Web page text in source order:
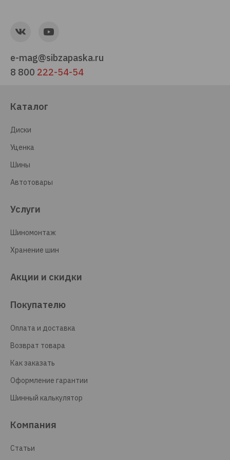
e-mag@sibzapaska.ru
8 800 222-54-54
Каталог
Диски
Уценка
Шины
Автотовары
Услуги
Шиномонтаж
Хранение шин
Акции и скидки
Покупателю
Оплата и доставка
Возврат товара
Как заказать
Оформление гарантии
Шинный калькулятор
Компания
Статьи